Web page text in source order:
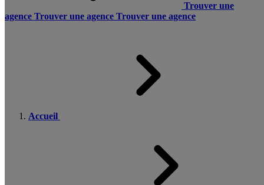
Trouver une
agence Trouver une agence Trouver une agence
Accueil